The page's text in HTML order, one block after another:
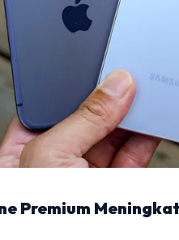
Premium